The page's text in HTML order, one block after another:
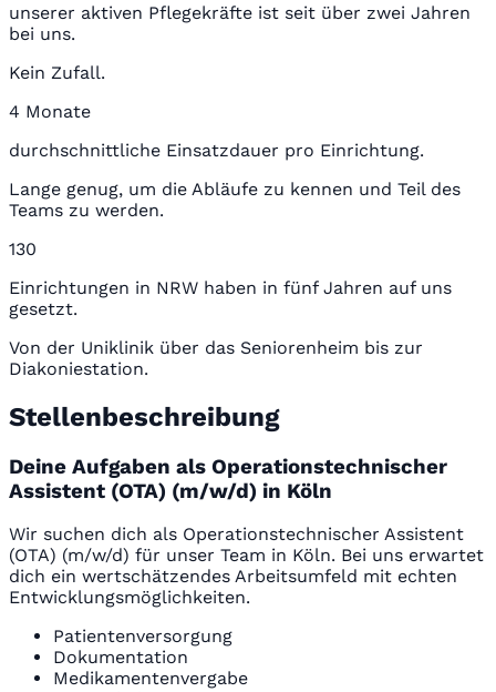
unserer aktiven Pflegekräfte ist seit über zwei Jahren
bei uns.
Kein Zufall.
4 Monate
durchschnittliche Einsatzdauer pro Einrichtung.
Lange genug, um die Abläufe zu kennen und Teil des
Teams zu werden.
130
Einrichtungen in NRW haben in fünf Jahren auf uns
gesetzt.
Von der Uniklinik über das Seniorenheim bis zur
Diakoniestation.
Stellenbeschreibung
Deine Aufgaben als Operationstechnischer
Assistent (OTA) (m/w/d) in Köln
Wir suchen dich als Operationstechnischer Assistent
(OTA) (m/w/d) für unser Team in Köln. Bei uns erwartet
dich ein wertschätzendes Arbeitsumfeld mit echten
Entwicklungsmöglichkeiten.
Patientenversorgung
Dokumentation
Medikamentenvergabe